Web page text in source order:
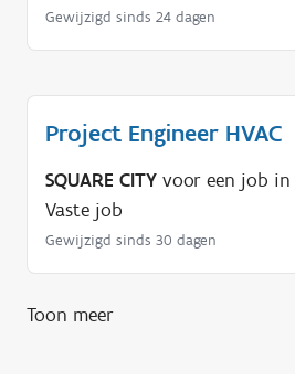
Gewijzigd sinds 24 dagen
Project Engineer HVAC
SQUARE CITY voor een job in
Vaste job
Gewijzigd sinds 30 dagen
Toon meer